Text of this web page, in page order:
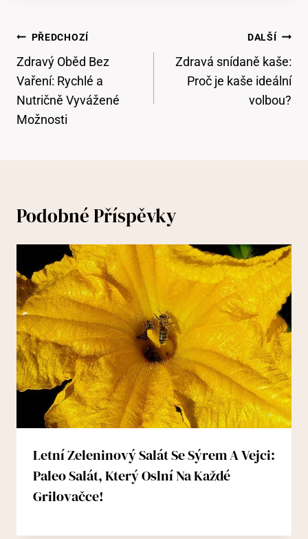
Navigace
Pro
Příspěvek
PŘEDCHOZÍ
Zdravý Oběd Bez
Vaření: Rychlé a
Nutričně Vyvážené
Možnosti
DALŠÍ
Zdravá snídaně kaše:
Proč je kaše ideální
volbou?
Podobné Příspěvky
Letní Zeleninový Salát Se Sýrem A Vejci:
Paleo Salát, Který Oslní Na Každé
Grilovačce!